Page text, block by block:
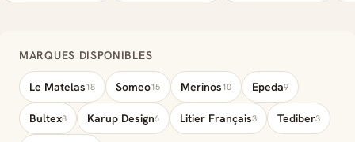
MARQUES DISPONIBLES
Le Matelas18 Someo15 Merinos10 Epeda9
Bultex8 Karup Design6 Litier Français3 Tediber3